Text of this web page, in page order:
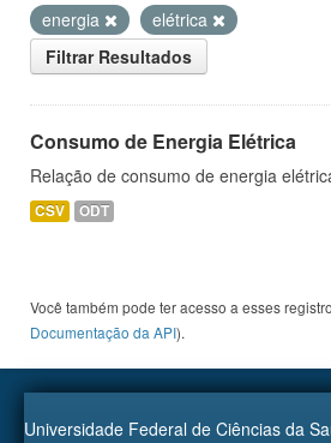
energia
elétrica
Filtrar Resultados
Consumo de Energia Elétrica
Relação de consumo de energia
CSV ODT
Você também pode ter acesso a esses
Documentação da API).
Universidade Federal de Ciências da